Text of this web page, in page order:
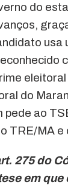
do
usa
do
ao
TRE/MA e
275 do
em